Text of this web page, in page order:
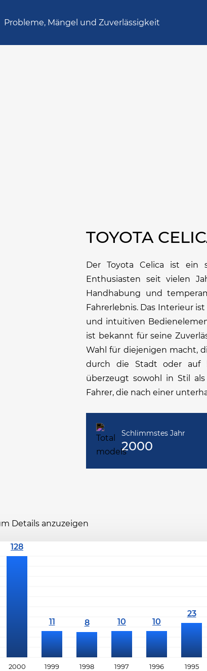
Probleme, Mängel und Zuverlässigkeit
TOYOTA
Der Toyota Celica ist ein
Enthusiasten seit vielen
Handhabung und
Fahrerlebnis. Das Interieur
und intuitiven
ist bekannt für seine
Wahl für diejenigen macht,
durch die Stadt oder auf
überzeugt sowohl in Stil
Fahrer, die nach einer
Schlimmstes Jahr
2000
Details anzuzeigen
2000 1999 1998 1997 1996 1995